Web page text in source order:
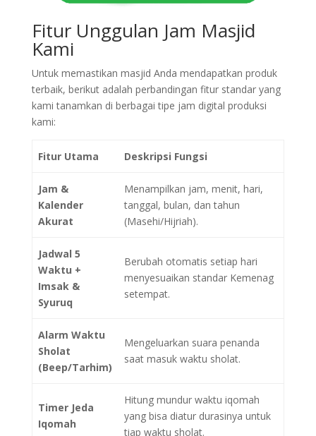
Fitur Unggulan Jam Masjid
Kami
Untuk memastikan masjid Anda mendapatkan produk
terbaik, berikut adalah perbandingan fitur standar yang
kami tanamkan di berbagai tipe jam digital produksi
kami:
Fitur Utama Deskripsi Fungsi
Jam &
Kalender
Akurat
Menampilkan jam, menit, hari,
tanggal, bulan, dan tahun
(Masehi/Hijriah).
Jadwal 5
Waktu +
Imsak &
Syuruq
Berubah otomatis setiap hari
menyesuaikan standar Kemenag
setempat.
Alarm Waktu
Sholat
(Beep/Tarhim)
Mengeluarkan suara penanda
saat masuk waktu sholat.
Timer Jeda
Iqomah
Hitung mundur waktu iqomah
yang bisa diatur durasinya untuk
tiap waktu sholat.